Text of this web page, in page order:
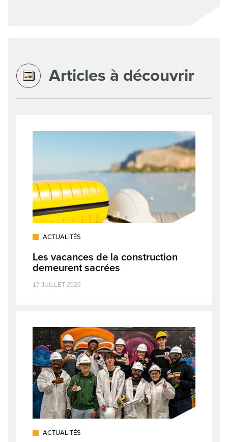
Articles à découvrir
ACTUALITÉS
Les vacances de la construction
demeurent sacrées
17 JUILLET 2026
ACTUALITÉS